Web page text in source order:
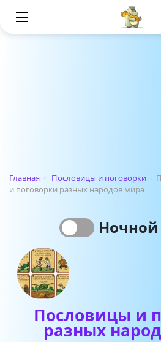
Главная › Пословицы и поговорки ›
и поговорки разных народов мира
Пословицы и
разных